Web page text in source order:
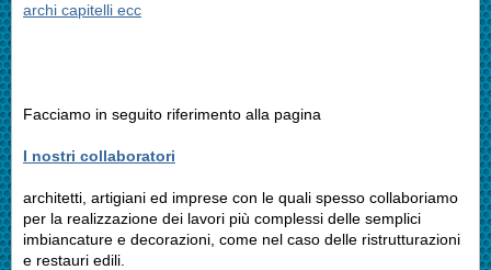
archi capitelli ecc
Facciamo in seguito riferimento alla pagina
I nostri collaboratori
architetti, artigiani ed imprese con le quali spesso collaboriamo
per la realizzazione dei lavori più complessi delle semplici
imbiancature e decorazioni, come nel caso delle ristrutturazioni
e restauri edili.